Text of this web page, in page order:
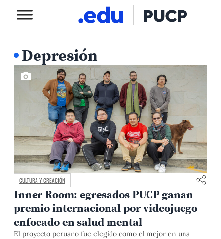
Depresión
CULTURA Y CREACIÓN
Inner Room: egresados PUCP ganan
premio internacional por videojuego
enfocado en salud mental
El proyecto peruano fue elegido como el mejor en una